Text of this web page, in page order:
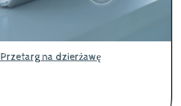
Przetarg na dzierżawę